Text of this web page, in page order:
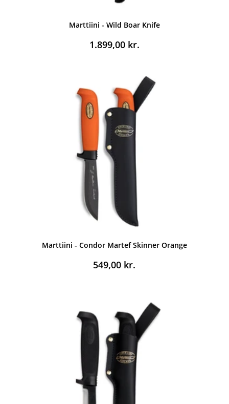
Marttiini - Wild Boar Knife
1.899,00 kr.
Marttiini - Condor Martef Skinner Orange
549,00 kr.